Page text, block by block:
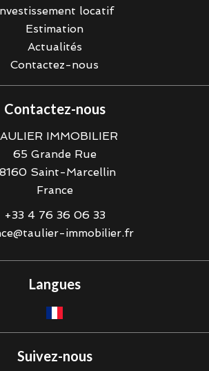
locatif
Estimation
Actualités
Contactez-nous
Contactez-nous
IMMOBILIER
65 Grande Rue
Saint-Marcellin
France
+33 4 76 36 06 33
immobilier.fr
Langues
Suivez-nous